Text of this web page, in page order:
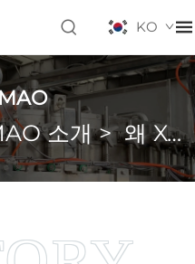
KO
소개>왜 XINMAO